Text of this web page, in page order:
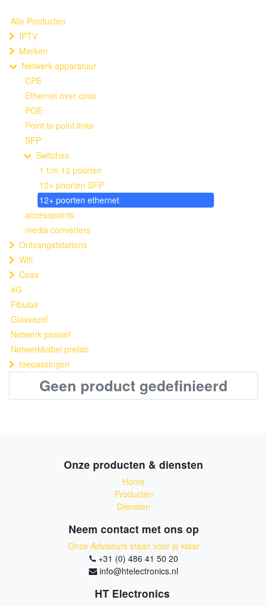
Alle Producten
IPTV
Merken
Netwerk apparatuur
CPE
Ethernet over coax
POE
Point to point links
SFP
Switches
1 t/m 12 poorten
12+ poorten SFP
12+ poorten ethernet
accesspoints
media converters
Ontvangststations
Wifi
Coax
4G
Fibulair
Glasvezel
Netwerk passief
Netwerkkabel prefab
toepassingen
Geen product gedefinieerd
Onze producten & diensten
Home
Producten
Diensten
Neem contact met ons op
Onze Adviseurs staan voor je klaar
+31 (0) 486 41 50 20
info@htelectronics.nl
HT Electronics